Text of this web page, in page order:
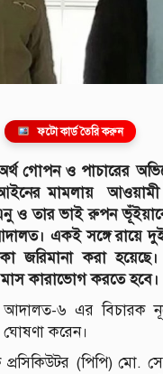
ফটো কার্ড তৈরি করুন
গোপন ও পাচারের
আইনের মামলায় আওয়ামী
ও তার ভাই রুপন
আদালত। একই সঙ্গে রায়ে
জরিমানা করা হয়েছে।
কারাভোগ করতে হবে।
আদালত-৬ এর বিচারক
করেন।
(পিপি) মো.